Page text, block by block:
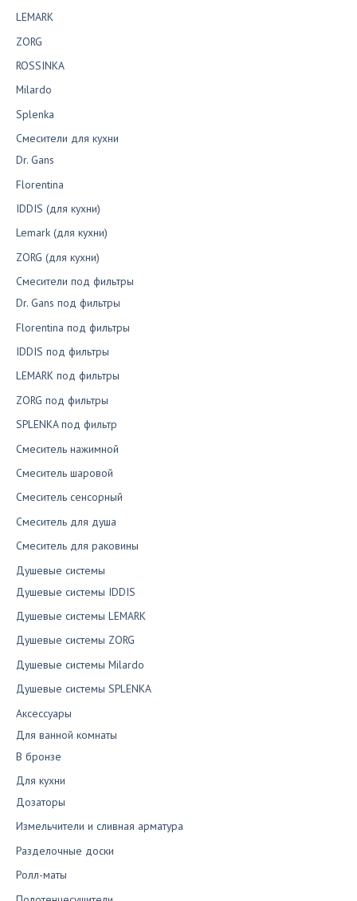
LEMARK
ZORG
ROSSINKA
Milardo
Splenka
Смесители для кухни
Dr. Gans
Florentina
IDDIS (для кухни)
Lemark (для кухни)
ZORG (для кухни)
Смесители под фильтры
Dr. Gans под фильтры
Florentina под фильтры
IDDIS под фильтры
LEMARK под фильтры
ZORG под фильтры
SPLENKA под фильтр
Смеситель нажимной
Смеситель шаровой
Смеситель сенсорный
Смеситель для душа
Смеситель для раковины
Душевые системы
Душевые системы IDDIS
Душевые системы LEMARK
Душевые системы ZORG
Душевые системы Milardo
Душевые системы SPLENKA
Аксессуары
Для ванной комнаты
В бронзе
Для кухни
Дозаторы
Измельчители и сливная арматура
Разделочные доски
Ролл-маты